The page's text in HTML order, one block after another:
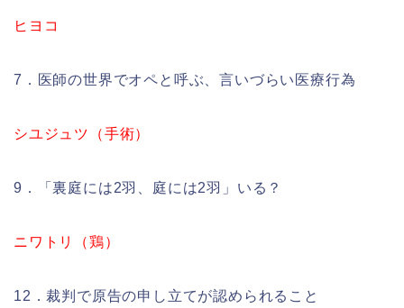
ヒヨコ
7．医師の世界でオペと呼ぶ、言いづらい医療行為
シユジュツ（手術）
9．「裏庭には2羽、庭には2羽」いる？
ニワトリ（鶏）
12．裁判で原告の申し立てが認められること